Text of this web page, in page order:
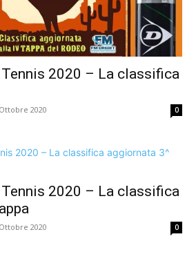
Tennis 2020 – La classifica
2020 0
Tennis 2020 – La classifica
2020 0